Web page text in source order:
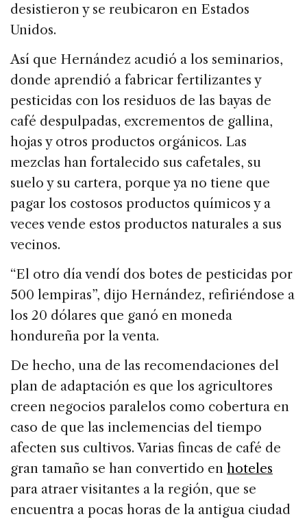
desistieron y se reubicaron en Estados
Unidos.
Así que Hernández acudió a los seminarios,
donde aprendió a fabricar fertilizantes y
pesticidas con los residuos de las bayas de
café despulpadas, excrementos de gallina,
hojas y otros productos orgánicos. Las
mezclas han fortalecido sus cafetales, su
suelo y su cartera, porque ya no tiene que
pagar los costosos productos químicos y a
veces vende estos productos naturales a sus
vecinos.
“El otro día vendí dos botes de pesticidas por
500 lempiras”, dijo Hernández, refiriéndose a
los 20 dólares que ganó en moneda
hondureña por la venta.
De hecho, una de las recomendaciones del
plan de adaptación es que los agricultores
creen negocios paralelos como cobertura en
caso de que las inclemencias del tiempo
afecten sus cultivos. Varias fincas de café de
gran tamaño se han convertido en hoteles
para atraer visitantes a la región, que se
encuentra a pocas horas de la antigua ciudad